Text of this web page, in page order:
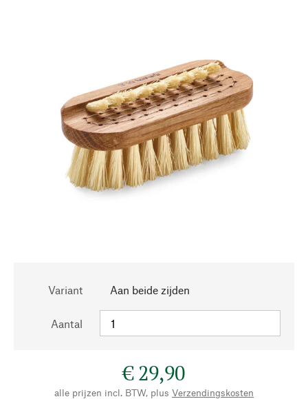
Variant Aan beide zijden
Aantal
€ 29,90
alle prijzen incl. BTW, plus Verzendingskosten